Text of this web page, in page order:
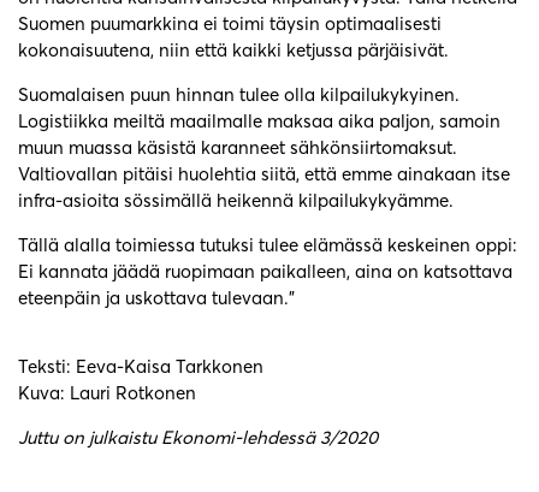
Suomen puumarkkina ei toimi täysin optimaalisesti
kokonaisuutena, niin että kaikki ketjussa pärjäisivät.
Suomalaisen puun hinnan tulee olla kilpailukykyinen.
Logistiikka meiltä maailmalle maksaa aika paljon, samoin
muun muassa käsistä karanneet sähkönsiirtomaksut.
Valtiovallan pitäisi huolehtia siitä, että emme ainakaan itse
infra-asioita sössimällä heikennä kilpailukykyämme.
Tällä alalla toimiessa tutuksi tulee elämässä keskeinen oppi:
Ei kannata jäädä ruopimaan paikalleen, aina on katsottava
eteenpäin ja uskottava tulevaan.”
Teksti: Eeva-Kaisa Tarkkonen
Kuva: Lauri Rotkonen
Juttu on julkaistu Ekonomi-lehdessä 3/2020